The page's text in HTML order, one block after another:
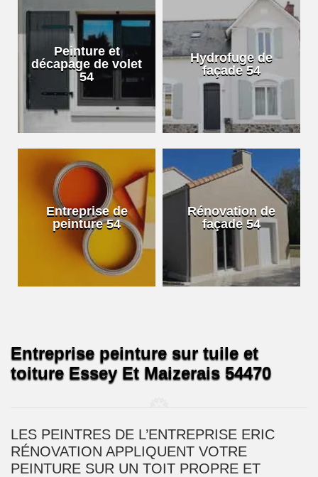
Peinture et
décapage de volet
54
Hydrofuge de
façade 54
Entreprise de
peinture 54
Rénovation de
façade 54
Entreprise peinture sur tuile et
toiture Essey Et Maizerais 54470
LES PEINTRES DE L’ENTREPRISE ERIC
RÉNOVATION APPLIQUENT VOTRE
PEINTURE SUR UN TOIT PROPRE ET